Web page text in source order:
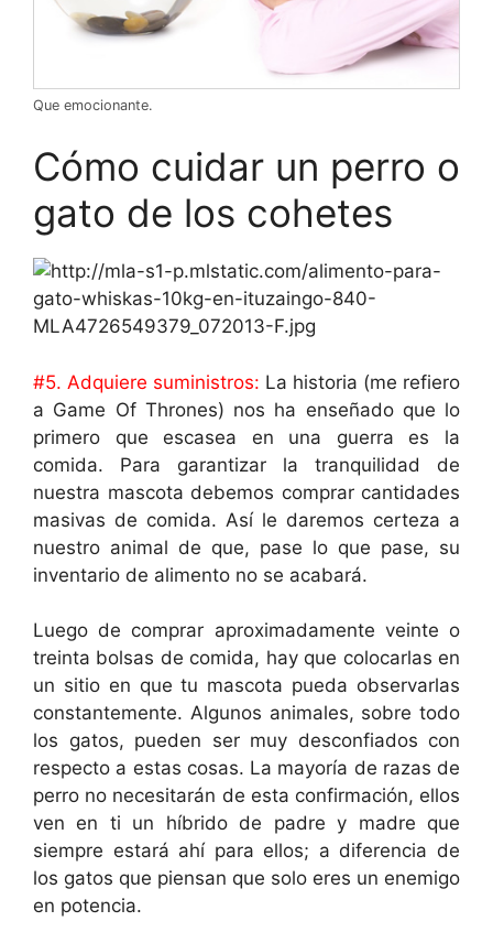
Que emocionante.
Cómo cuidar un perro o
gato de los cohetes
#5. Adquiere suministros: La historia (me refiero
a Game Of Thrones) nos ha enseñado que lo
primero que escasea en una guerra es la
comida. Para garantizar la tranquilidad de
nuestra mascota debemos comprar cantidades
masivas de comida. Así le daremos certeza a
nuestro animal de que, pase lo que pase, su
inventario de alimento no se acabará.
Luego de comprar aproximadamente veinte o
treinta bolsas de comida, hay que colocarlas en
un sitio en que tu mascota pueda observarlas
constantemente. Algunos animales, sobre todo
los gatos, pueden ser muy desconfiados con
respecto a estas cosas. La mayoría de razas de
perro no necesitarán de esta confirmación, ellos
ven en ti un híbrido de padre y madre que
siempre estará ahí para ellos; a diferencia de
los gatos que piensan que solo eres un enemigo
en potencia.